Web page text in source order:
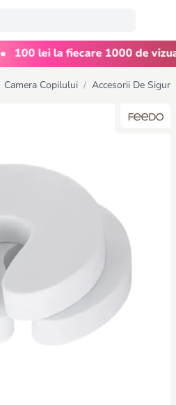
100 lei la fiecare 1000 de
Camera Copilului / Accesorii De